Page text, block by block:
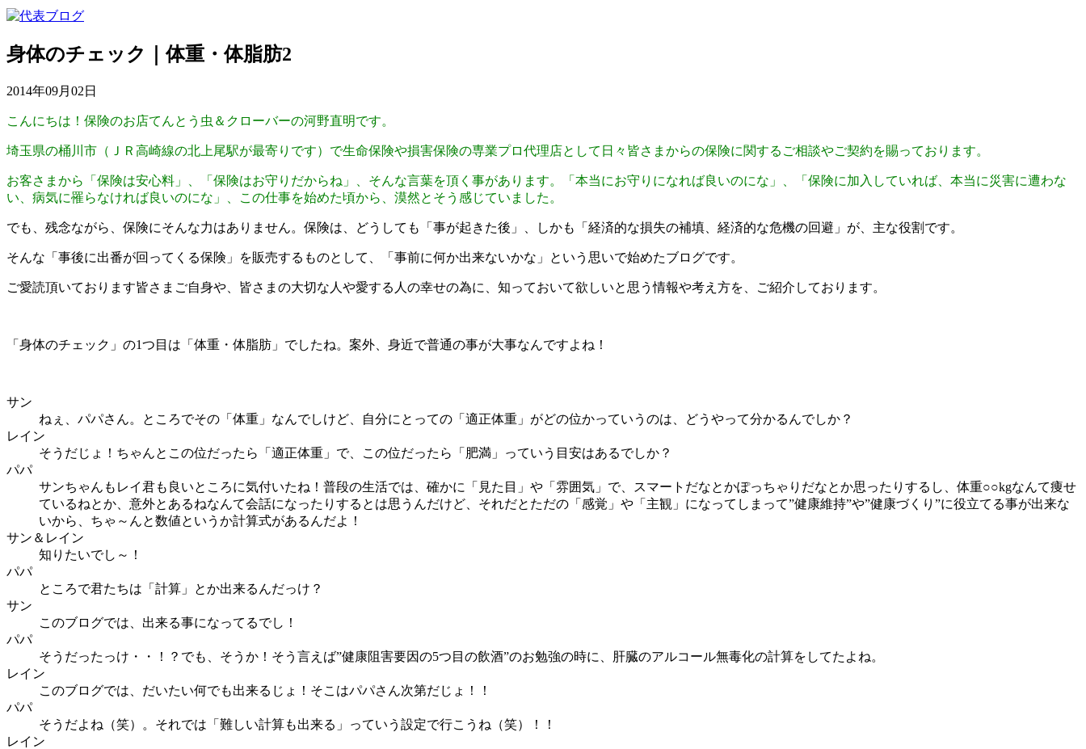
身体のチェック｜体重・体脂肪2
2014年09月02日
こんにちは！保険のお店てんとう虫＆クローバーの河野直明です。
埼玉県の桶川市（ＪＲ高崎線の北上尾駅が最寄りです）で生命保険や損害保険の専業プロ代理店として日々皆さまからの保険に関するご相談やご契約を賜っております。
お客さまから「保険は安心料」、「保険はお守りだからね」、そんな言葉を頂く事があります。「本当にお守りになれば良いのにな」、「保険に加入していれば、本当に災害に遭わな
い、病気に罹らなければ良いのにな」、この仕事を始めた頃から、漠然とそう感じていました。
でも、残念ながら、保険にそんな力はありません。保険は、どうしても「事が起きた後」、しかも「経済的な損失の補填、経済的な危機の回避」が、主な役割です。
そんな「事後に出番が回ってくる保険」を販売するものとして、「事前に何か出来ないかな」という思いで始めたブログです。
ご愛読頂いております皆さまご自身や、皆さまの大切な人や愛する人の幸せの為に、知っておいて欲しいと思う情報や考え方を、ご紹介しております。
「身体のチェック」の1つ目は「体重・体脂肪」でしたね。案外、身近で普通の事が大事なんですよね！
サン
ねぇ、パパさん。ところでその「体重」なんでしけど、自分にとっての「適正体重」がどの位かっていうのは、どうやって分かるんでしか？
レイン
そうだじょ！ちゃんとこの位だったら「適正体重」で、この位だったら「肥満」っていう目安はあるでしか？
パパ
サンちゃんもレイ君も良いところに気付いたね！普段の生活では、確かに「見た目」や「雰囲気」で、スマートだなとかぽっちゃりだなとか思ったりするし、体重○○kgなんて痩せ
ているねとか、意外とあるねなんて会話になったりするとは思うんだけど、それだとただの「感覚」や「主観」になってしまって”健康維持”や”健康づくり”に役立てる事が出来な
いから、ちゃ～んと数値というか計算式があるんだよ！
サン＆レイン
知りたいでし～！
パパ
ところで君たちは「計算」とか出来るんだっけ？
サン
このブログでは、出来る事になってるでし！
パパ
そうだったっけ・・！？でも、そうか！そう言えば”健康阻害要因の5つ目の飲酒”のお勉強の時に、肝臓のアルコール無毒化の計算をしてたよね。
レイン
このブログでは、だいたい何でも出来るじょ！そこはパパさん次第だじょ！！
パパ
そうだよね（笑）。それでは「難しい計算も出来る」っていう設定で行こうね（笑）！！
レイン